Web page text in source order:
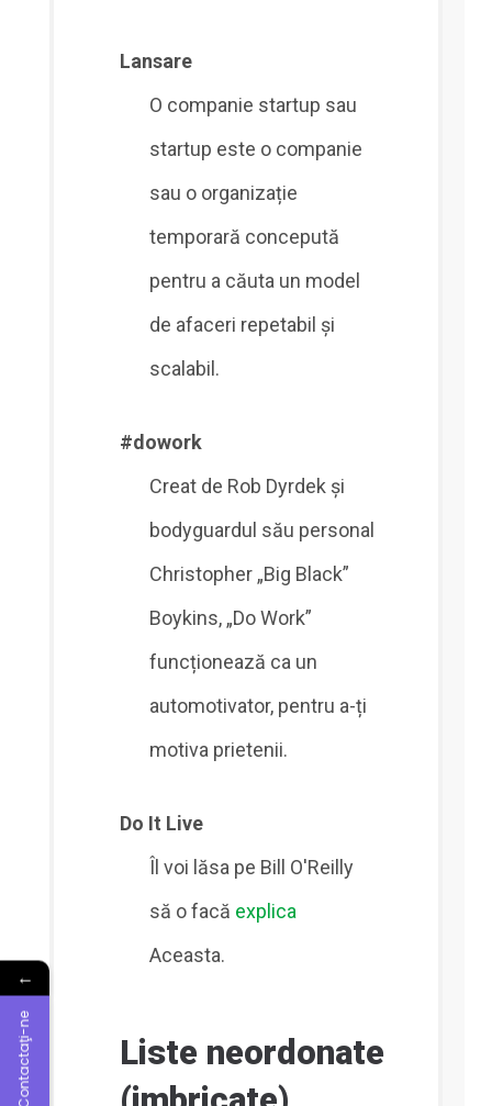
Lansare
O companie startup sau
startup este o companie
sau o organizație
temporară concepută
pentru a căuta un model
de afaceri repetabil și
scalabil.
#dowork
Creat de Rob Dyrdek și
bodyguardul său personal
Christopher „Big Black”
Boykins, „Do Work”
funcționează ca un
automotivator, pentru a-ți
motiva prietenii.
Do It Live
Îl voi lăsa pe Bill O'Reilly
să o facă explica
Aceasta.
Liste neordonate
←
Contactaţi-ne